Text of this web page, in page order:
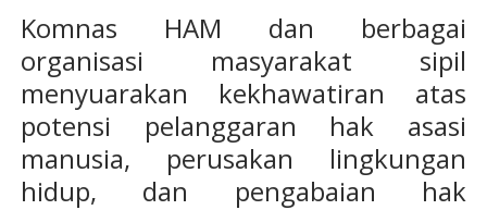
Komnas HAM dan berbagai
organisasi masyarakat sipil
menyuarakan kekhawatiran atas
potensi pelanggaran hak asasi
manusia, perusakan lingkungan
hidup, dan pengabaian hak